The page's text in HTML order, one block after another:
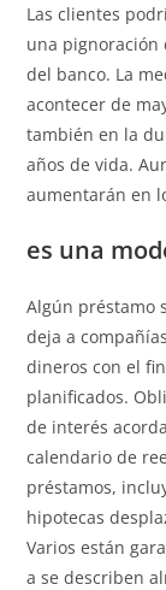
Las clientes
una pignoración
del banco. La
acontecer de
también en la
años de vida.
aumentarán en
es una
Algún préstamo
deja a
dineros con el
planificados.
de interés
calendario de
préstamos,
hipotecas
Varios están
a se describen